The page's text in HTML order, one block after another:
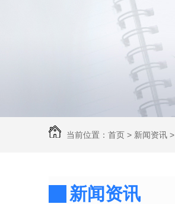
当前位置： 首页 > 新闻资讯 >
新闻资讯